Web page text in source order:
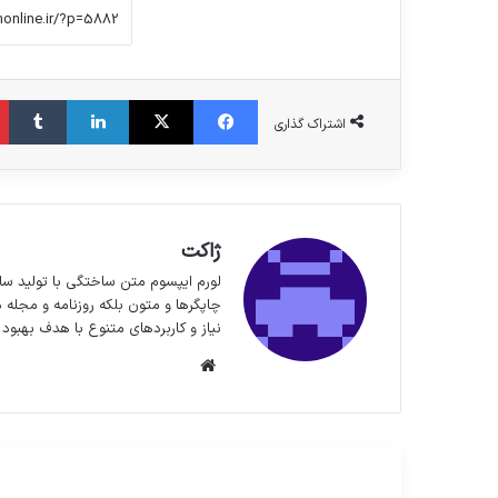
اشتراک گذاری
فیس بوک X لینکدین
ژاکت
لورم ایپسوم متن ساختگی با تولید
چاپگرها و متون بلکه روزنامه و
نیاز و کاربردهای متنوع با هدف